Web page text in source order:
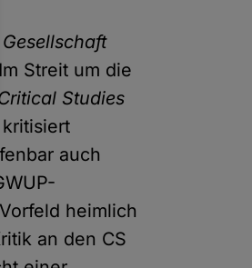
Gesellschaft
Im Streit um die
Studies
auch
heimlich
an den CS